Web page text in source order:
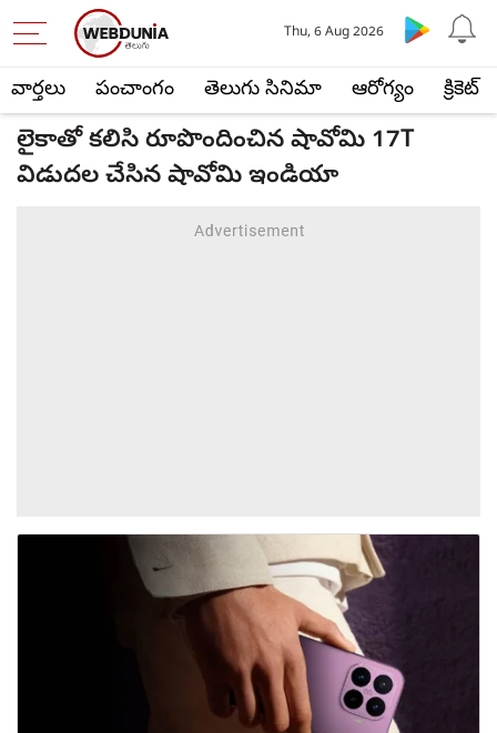
వార్తలు పంచాంగం తెలుగు సినిమా ఆరోగ్యం క్రికెట్
Thu, 6 Aug 2026
లైకాతో కలిసి రూపొందించిన షావోమి 17T
విడుదల చేసిన షావోమి ఇండియా